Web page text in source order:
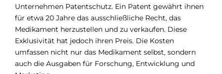
Unternehmen Patentschutz. Ein Patent gewährt ihnen
für etwa 20 Jahre das ausschließliche Recht, das
Medikament herzustellen und zu verkaufen. Diese
Exklusivität hat jedoch ihren Preis. Die Kosten
umfassen nicht nur das Medikament selbst, sondern
auch die Ausgaben für Forschung, Entwicklung und